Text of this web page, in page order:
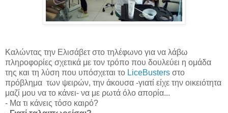
Καλώντας την Ελισάβετ στο τηλέφωνο για να λάβω
πληροφορίες σχετικά με τον τρόπο που δουλεύει η ομάδα
της και τη λύση που υπόσχεται το LiceBusters στο
πρόβλημα των ψειρών, την άκουσα -γιατί είχε την οικειότητα
μαζί μου να το κάνει- να με ρωτά όλο απορία...
- Μα τι κάνεις τόσο καιρό?